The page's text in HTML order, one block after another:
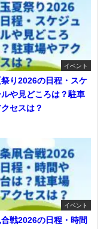
イベント
祭り2026の日程・スケ
や見どころは？駐車
セスは？
イベント
戦2026の日程・時間